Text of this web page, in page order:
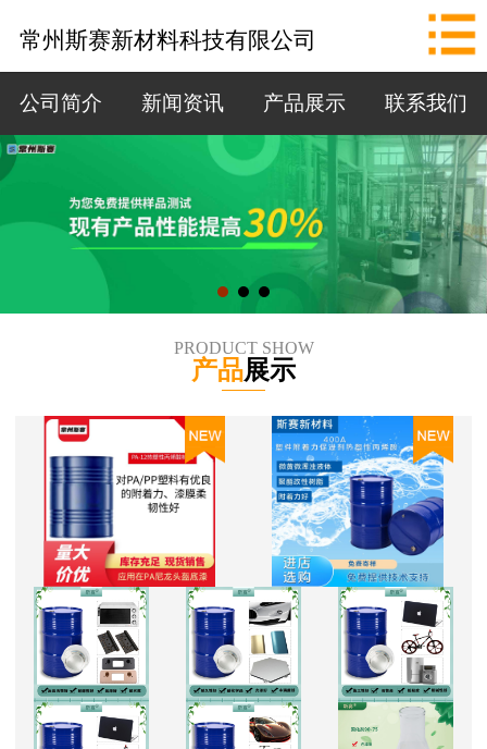
新闻资讯
产品展示
联系我们
拨打电话
常州斯赛新材料科技有限公司
公司简介 新闻资讯 产品展示 联系我们
PRODUCT SHOW
产品展示